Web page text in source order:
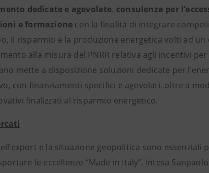
dedicate e agevolate, consulenza per
e formazione con la finalità di integrare
il risparmio e la produzione energetica volti ad un
alla misura del PNRR relativa agli incentivi
mette a disposizione soluzioni dedicate per
con finanziamenti specifici e agevolati, oltre a
finalizzati al risparmio energetico.
e la situazione geopolitica sono essenziali
le eccellenze “Made in Italy”. Intesa